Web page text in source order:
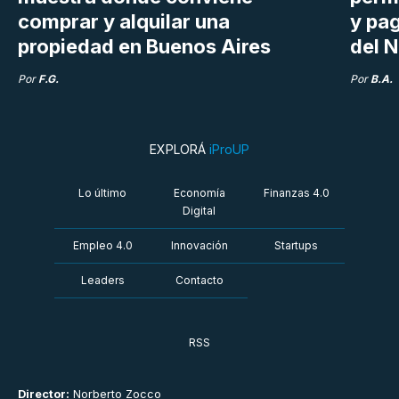
comprar y alquilar una
propiedad en Buenos Aires
Por F.G.
y
del
Por B.A.
Director: Norberto Zocco
EXPLORÁ iProUP
Lo último
Economía
Digital
Finanzas 4.0
Empleo 4.0 Innovación Startups
Leaders Contacto
RSS